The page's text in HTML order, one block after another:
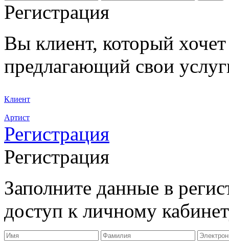
Регистрация
Вы клиент, который хочет
предлагающий свои
Клиент
Артист
Регистрация
Регистрация
Заполните данные в
доступ к личному